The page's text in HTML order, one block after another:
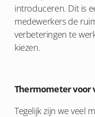
introduceren. Dit is
medewerkers de
verbeteringen te
kiezen.
Thermometer voor
Tegelijk zijn we veel